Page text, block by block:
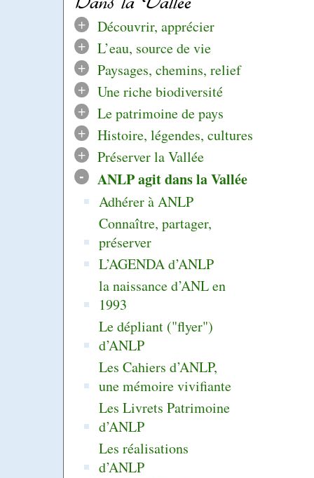
+
Découvrir, apprécier
+
L’eau, source de vie
+
Paysages, chemins, relief
+
Une riche biodiversité
+
Le patrimoine de pays
+
Histoire, légendes, cultures
+
Préserver la Vallée
- ANLP agit dans la Vallée
Adhérer à ANLP
Connaître, partager,
préserver
L’AGENDA d’ANLP
la naissance d’ANL en
1993
Le dépliant ("flyer")
d’ANLP
Les Cahiers d’ANLP,
une mémoire vivifiante
Les Livrets Patrimoine
d’ANLP
Les réalisations
d’ANLP